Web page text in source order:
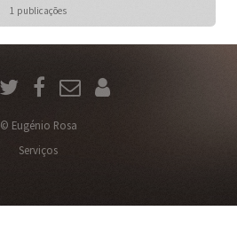
1 publicações
© Eugénio Rosa
Serviços